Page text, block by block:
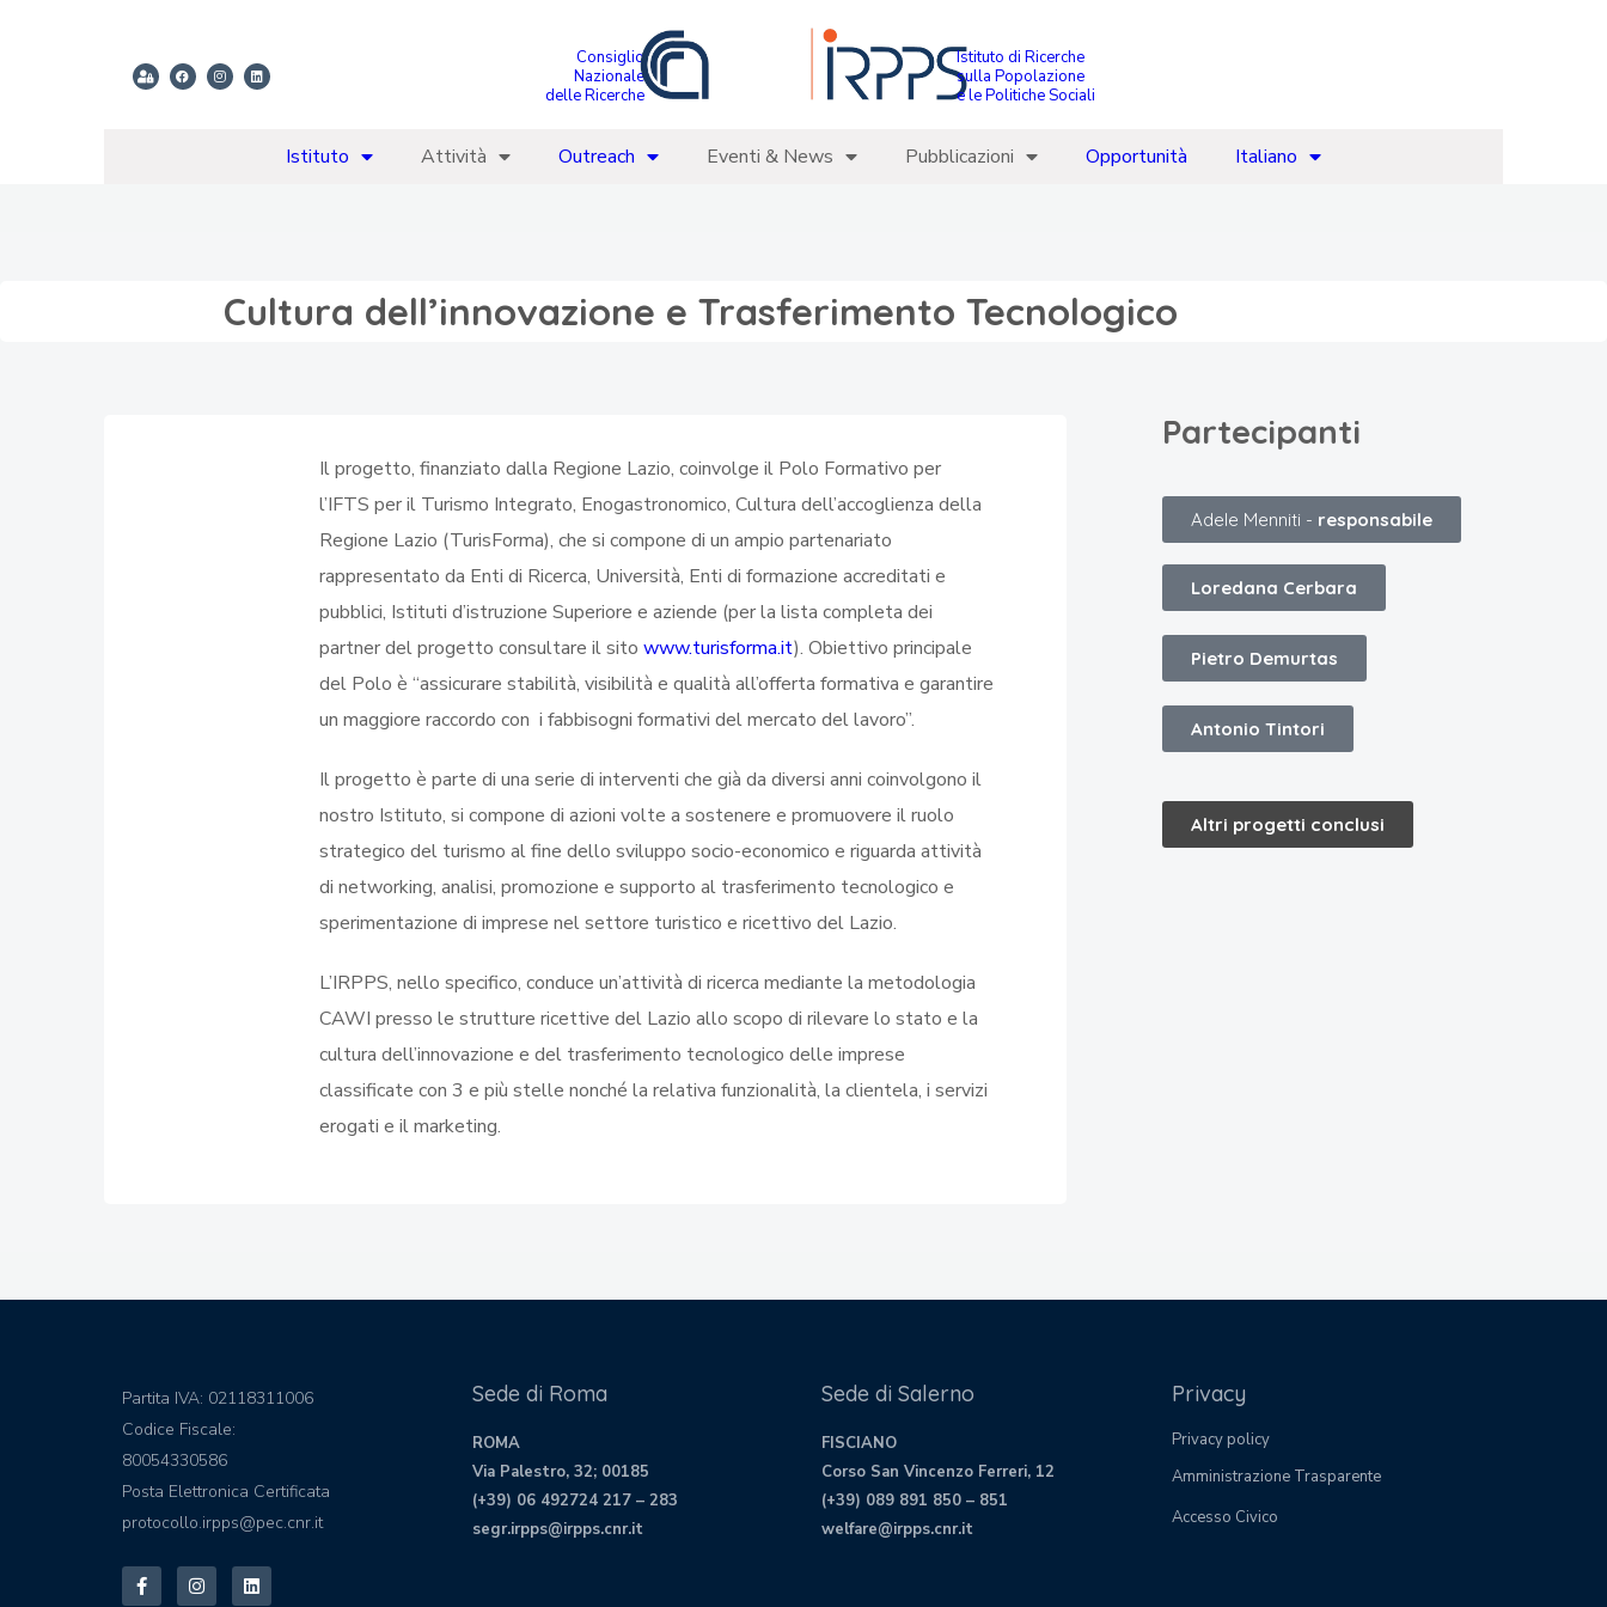
Consiglio
Nazionale
delle Ricerche
Istituto di Ricerche
sulla Popolazione
e le Politiche Sociali
Istituto Attività Outreach Eventi & News Pubblicazioni Opportunità Italiano
Cultura dell’innovazione e Trasferimento Tecnologico
Il progetto, finanziato dalla Regione Lazio, coinvolge il Polo Formativo per
l’IFTS per il Turismo Integrato, Enogastronomico, Cultura dell’accoglienza della
Regione Lazio (TurisForma), che si compone di un ampio partenariato
rappresentato da Enti di Ricerca, Università, Enti di formazione accreditati e
pubblici, Istituti d’istruzione Superiore e aziende (per la lista completa dei
partner del progetto consultare il sito www.turisforma.it). Obiettivo principale
del Polo è “assicurare stabilità, visibilità e qualità all’offerta formativa e garantire
un maggiore raccordo con i fabbisogni formativi del mercato del lavoro”.
Il progetto è parte di una serie di interventi che già da diversi anni coinvolgono il
nostro Istituto, si compone di azioni volte a sostenere e promuovere il ruolo
strategico del turismo al fine dello sviluppo socio-economico e riguarda attività
di networking, analisi, promozione e supporto al trasferimento tecnologico e
sperimentazione di imprese nel settore turistico e ricettivo del Lazio.
L’IRPPS, nello specifico, conduce un’attività di ricerca mediante la metodologia
CAWI presso le strutture ricettive del Lazio allo scopo di rilevare lo stato e la
cultura dell’innovazione e del trasferimento tecnologico delle imprese
classificate con 3 e più stelle nonché la relativa funzionalità, la clientela, i servizi
erogati e il marketing.
Partecipanti
Adele Menniti - responsabile
Loredana Cerbara
Pietro Demurtas
Antonio Tintori
Altri progetti conclusi
Partita IVA: 02118311006
Codice Fiscale:
80054330586
Posta Elettronica Certificata
protocollo.irpps@pec.cnr.it
Sede di Roma
ROMA
Via Palestro, 32; 00185
(+39) 06 492724 217 – 283
segr.irpps@irpps.cnr.it
Sede di Salerno
FISCIANО
Corso San Vincenzo Ferreri, 12
(+39) 089 891 850 – 851
welfare@irpps.cnr.it
Privacy
Privacy policy
Amministrazione Trasparente
Accesso Civico